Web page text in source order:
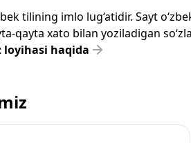
tilining imlo lug‘atidir. Sayt
qayta xato bilan yoziladigan
haqida